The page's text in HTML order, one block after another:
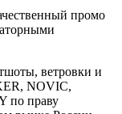
промо
ветровки и
NOVIC,
по праву